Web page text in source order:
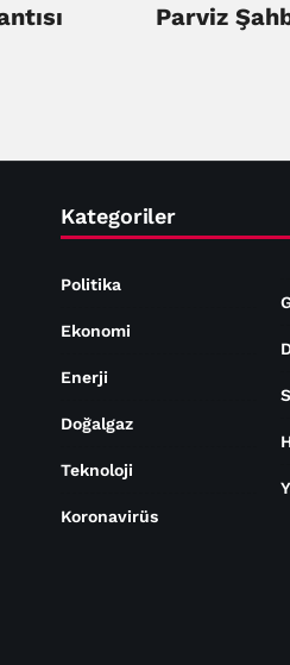
Parviz
Kategoriler
Politika
Ekonomi
Enerji
Doğalgaz
Teknoloji
Koronavirüs